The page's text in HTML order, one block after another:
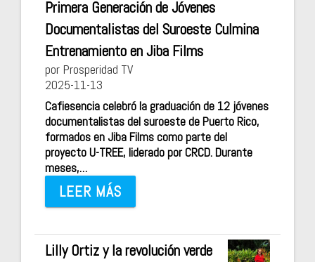
Primera Generación de Jóvenes
Documentalistas del Suroeste Culmina
Entrenamiento en Jiba Films
por Prosperidad TV
2025-11-13
Cafiesencia celebró la graduación de 12 jóvenes
documentalistas del suroeste de Puerto Rico,
formados en Jiba Films como parte del
proyecto U-TREE, liderado por CRCD. Durante
meses,…
LEER MÁS
Lilly Ortiz y la revolución verde